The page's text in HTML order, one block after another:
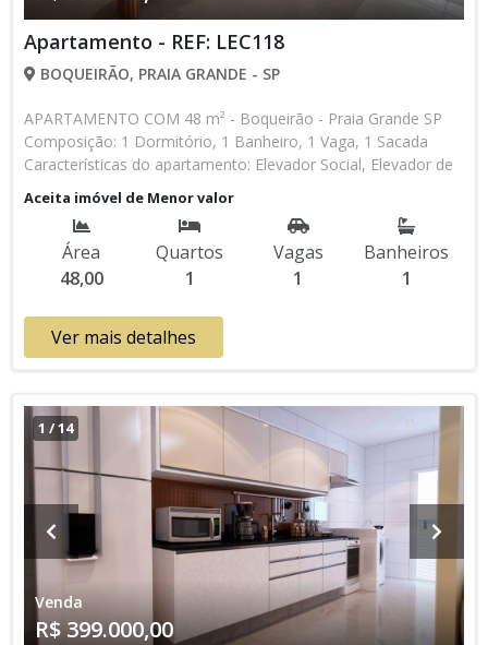
Apartamento - REF: LEC118
BOQUEIRÃO, PRAIA GRANDE - SP
APARTAMENTO COM 48 m² - Boqueirão - Praia Grande SP
Composição: 1 Dormitório, 1 Banheiro, 1 Vaga, 1 Sacada
Características do apartamento: Elevador Social, Elevador de
Serviço, Acessibilidade, Água Individual, Piscina, Sauna, Salão
de Jogos, Salão de Festas, Espaço Gourmet, Academia,
Churrasqueira Aceita Financiamento Bancário Lançamento,
Em Obras * Os valores e disponibilidade podem ser alterados
sem prévio aviso. Favor verificar entrando em contato com
Aceita imóvel de Menor valor
Área
48,00
Quartos
1
Vagas
1
Banheiros
1
Ver mais detalhes
1 /14
Venda
R$ 399.000,00